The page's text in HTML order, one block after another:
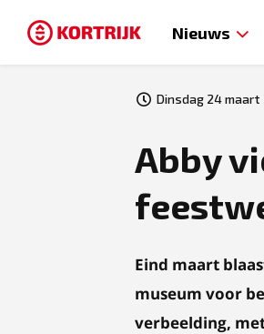
Nieuws
Dinsdag 24 maart
Abby
Eind maart
museum voor
verbeelding,